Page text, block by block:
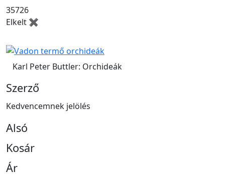
35726
Elkelt ✖
Karl Peter Buttler: Orchideák
Szerző
Kedvencemnek jelölés
Alsó
Kosár
Ár